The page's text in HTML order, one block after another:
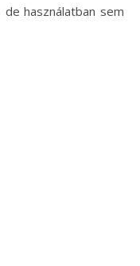
használatban sem